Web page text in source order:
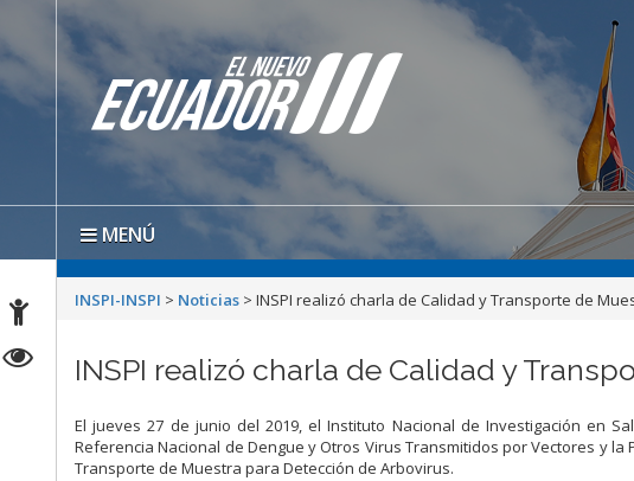
MENÚ
INSPI-INSPI > Noticias >INSPI realizó charla de Calidad y Transporte de
INSPI realizó charla de Calidad y
Eljueves 27 de junio del 2019, el Instituto Nacional de Investigación en
Referencia Nacional de Dengue y Otros Virus Transmitidos por Vectores y
Transporte de Muestra para Detección de Arbovirus.